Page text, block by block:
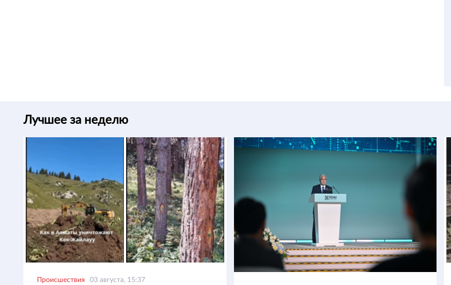
Лучшее за неделю
Происшествия 03 августа, 15:37